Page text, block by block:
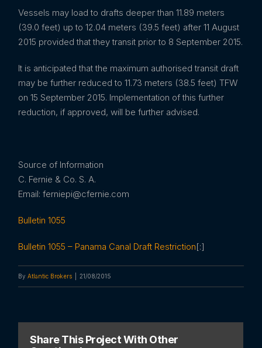
Vessels may load to drafts deeper than 11.89 meters
(39.0 feet) up to 12.04 meters (39.5 feet) after 11 August
2015 provided that they transit prior to 8 September 2015.
It is anticipated that the maximum authorised transit draft
may be further reduced to 11.73 meters (38.5 feet) TFW
on 15 September 2015. Implementation of this further
reduction, if approved, will be further advised.
Source of Information
C. Fernie & Co. S. A.
Email: ferniepi@cfernie.com
Bulletin 1055
Bulletin 1055 – Panama Canal Draft Restriction[:]
ByAtlantic Brokers 21/08/2015
Share This Project With Other